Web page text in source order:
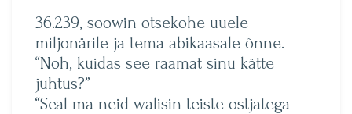
36.239, soowin otsekohe uuele
miljonärile ja tema abikaasale õnne.
“Noh, kuidas see raamat sinu kätte
juhtus?”
“Seal ma neid walisin teiste ostjatega